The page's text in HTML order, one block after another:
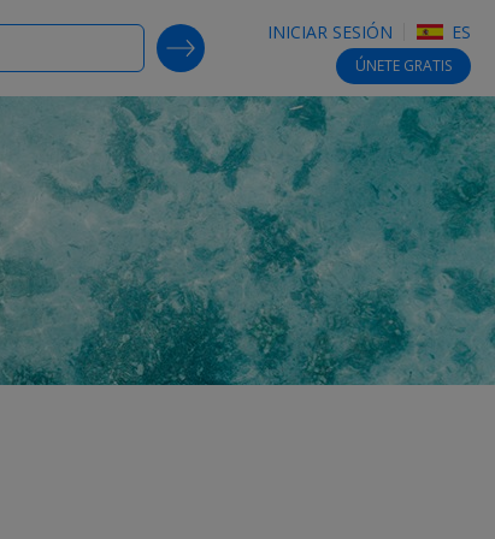
INICIAR SESIÓN ES
ÚNETE GRATIS
SEARCH DEALS